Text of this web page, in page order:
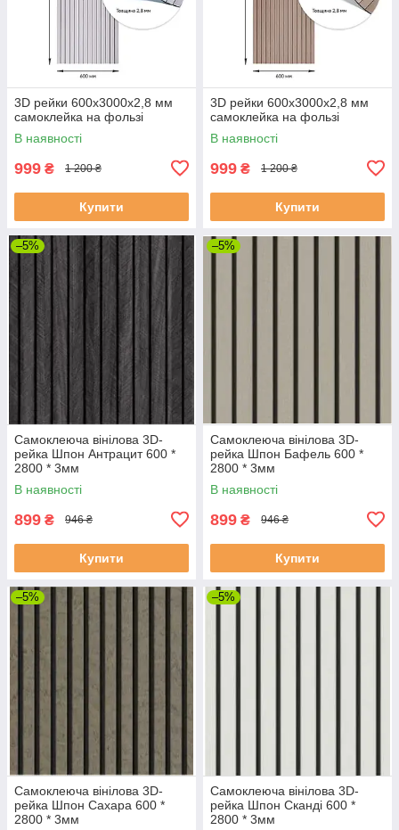
3D рейки 600х3000х2,8 мм
самоклейка на фользі
В наявності
999 ₴ 1 200 ₴
Купити
3D рейки 600х3000х2,8 мм
самоклейка на фользі
В наявності
999 ₴ 1 200 ₴
Купити
–5%
Самоклеюча вінілова 3D-
рейка Шпон Антрацит 600 *
2800 * 3мм
В наявності
899 ₴ 946 ₴
Купити
–5%
Самоклеюча вінілова 3D-
рейка Шпон Бафель 600 *
2800 * 3мм
В наявності
899 ₴ 946 ₴
Купити
–5%
Самоклеюча вінілова 3D-
рейка Шпон Сахара 600 *
2800 * 3мм
–5%
Самоклеюча вінілова 3D-
рейка Шпон Сканді 600 *
2800 * 3мм